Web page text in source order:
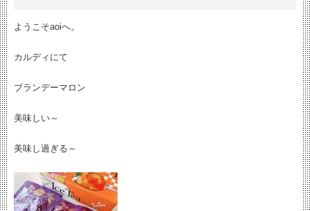
ようこそaoiへ。
カルディにて
ブランデーマロン
美味しい～
美味し過ぎる～